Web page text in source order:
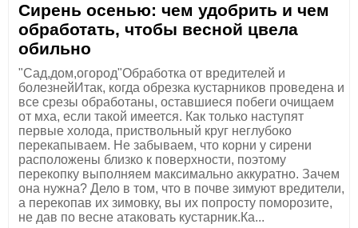
Сирень осенью: чем удобрить и чем
обработать, чтобы весной цвела
обильно
"Сад,дом,огород"Обработка от вредителей и
болезнейИтак, когда обрезка кустарников проведена и
все срезы обработаны, оставшиеся побеги очищаем
от мха, если такой имеется. Как только наступят
первые холода, приствольный круг неглубоко
перекапываем. Не забываем, что корни у сирени
расположены близко к поверхности, поэтому
перекопку выполняем максимально аккуратно. Зачем
она нужна? Дело в том, что в почве зимуют вредители,
а перекопав их зимовку, вы их попросту поморозите,
не дав по весне атаковать кустарник.Ка...